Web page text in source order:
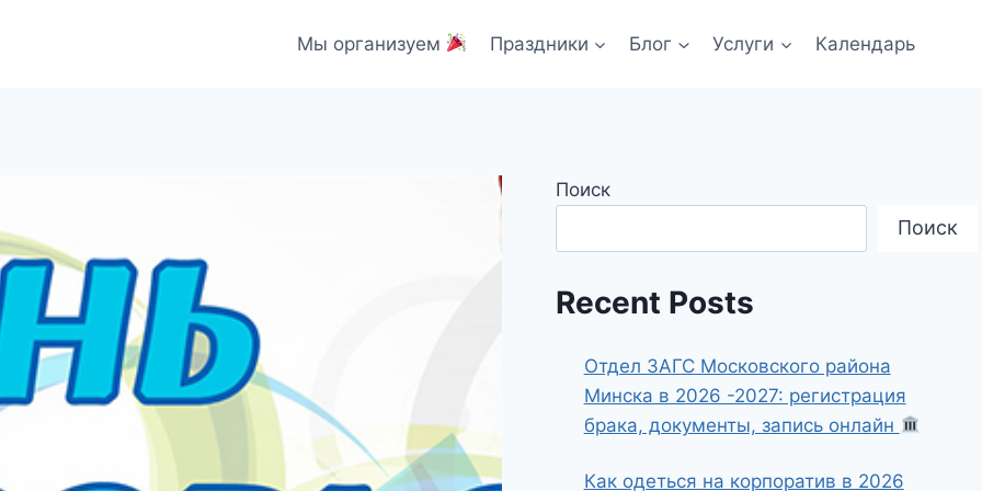
Мы организуем Праздники Блог Услуги Календарь
Поиск
Поиск
Recent Posts
Отдел ЗАГС Московского района
Минска в 2026 -2027: регистрация
брака, документы, запись онлайн
Как одеться на корпоратив в 2026